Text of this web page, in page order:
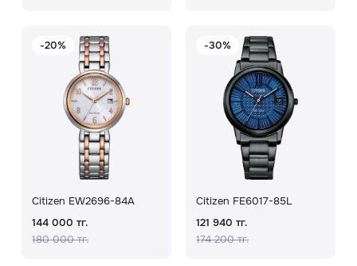
-20%
Citizen EW2696-84A
144 000 тг.
180 000 тг.
-30%
Citizen FE6017-85L
121 940 тг.
174 200 тг.